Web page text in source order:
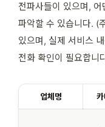
전파사들이 있으며,
파악할 수 있습니다. (
있으며, 실제 서비스
전화 확인이 필요합니
업체명 카